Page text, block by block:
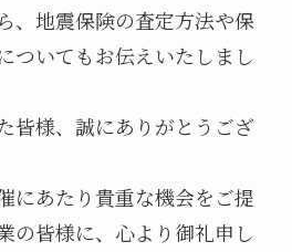
、地震保険の査定方法や保
ついてもお伝えいたしまし
皆様、誠にありがとうござ
にあたり貴重な機会をご提
の皆様に、心より御礼申し